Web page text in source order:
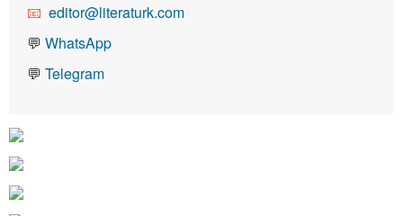
editor@literaturk.com
💬 WhatsApp
💬 Telegram